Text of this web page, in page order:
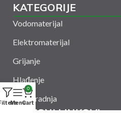
KATEGORIJE
Vodomaterijal
Elektromaterijal
Grijanje
Hlađenje
Suha gradnja
KORISNI LINKOVI
Menu
0
Cart